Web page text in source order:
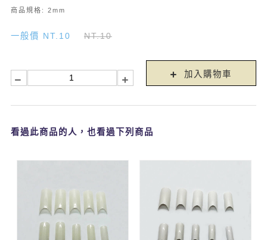
商品規格: 2mm
一般價 NT.10 NT.10
加入購物車
看過此商品的人，也看過下列商品